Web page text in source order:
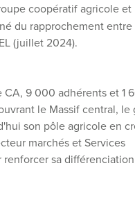
coopératif agricole et
du rapprochement entre
(juillet 2024).
9 000 adhérents et 1
le Massif central, le
son pôle agricole en
marchés et Services
renforcer sa différenciation